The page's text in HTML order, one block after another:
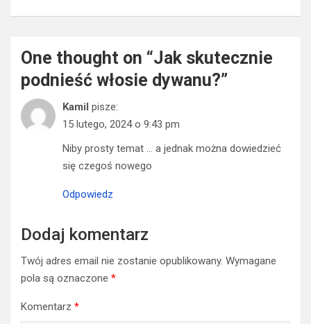
One thought on “Jak skutecznie
podnieść włosie dywanu?”
Kamil pisze:
15 lutego, 2024 o 9:43 pm
Niby prosty temat … a jednak można dowiedzieć
się czegoś nowego
Odpowiedz
Dodaj komentarz
Twój adres email nie zostanie opublikowany. Wymagane
pola są oznaczone *
Komentarz *